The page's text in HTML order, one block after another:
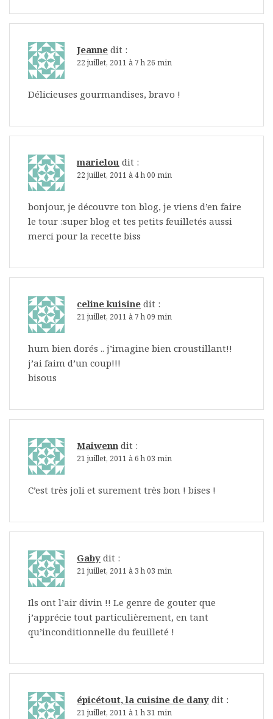
Jeanne dit :
22 juillet, 2011 à 7 h 26 min
Délicieuses gourmandises, bravo !
marielou dit :
22 juillet, 2011 à 4 h 00 min
bonjour, je découvre ton blog, je viens d’en faire
le tour :super blog et tes petits feuilletés aussi
merci pour la recette biss
celine kuisine dit :
21 juillet, 2011 à 7 h 09 min
hum bien dorés .. j’imagine bien croustillant!!
j’ai faim d’un coup!!!
bisous
Maiwenn dit :
21 juillet, 2011 à 6 h 03 min
C’est très joli et surement très bon ! bises !
Gaby dit :
21 juillet, 2011 à 3 h 03 min
Ils ont l’air divin !! Le genre de gouter que
j’apprécie tout particulièrement, en tant
qu’inconditionnelle du feuilleté !
épicétout, la cuisine de dany dit :
21 juillet, 2011 à 1 h 31 min